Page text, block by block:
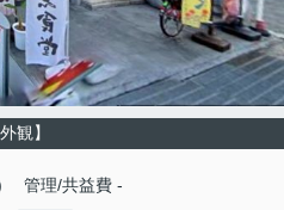
外観】
管理/共益費 -